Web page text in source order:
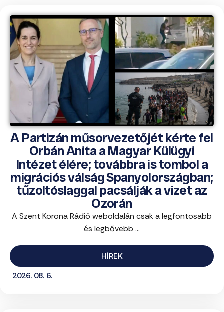
A Partizán műsorvezetőjét kérte fel
Orbán Anita a Magyar Külügyi
Intézet élére; továbbra is tombol a
migrációs válság Spanyolországban;
tűzoltóslaggal pacsálják a vizet az
Ozorán
A Szent Korona Rádió weboldalán csak a legfontosabb
és legbővebb ...
HÍREK
2026. 08. 6.